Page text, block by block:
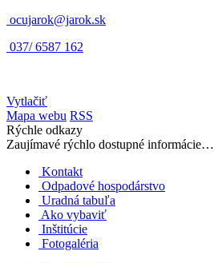
ocujarok@jarok.sk
037/ 6587 162
Vytlačiť
Mapa webu RSS
Rýchle odkazy
Zaujímavé rýchlo dostupné informácie…
Kontakt
Odpadové hospodárstvo
Uradná tabuľa
Ako vybaviť
Inštitúcie
Fotogaléria